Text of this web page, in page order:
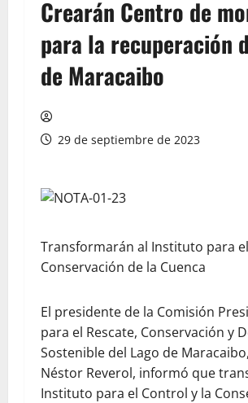
Crearán Centro de
para la recuperación
de Maracaibo
29 de septiembre de 2023
Transformarán al Instituto para
Conservación de la Cuenca
El presidente de la Comisión
para el Rescate, Conservación y
Sostenible del Lago de
Néstor Reverol, informó que
Instituto para el Control y la